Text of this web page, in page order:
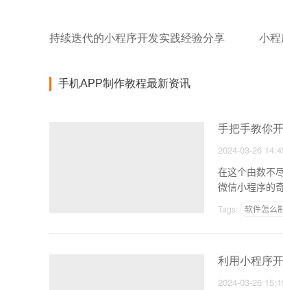
持续迭代的小程序开发实践经验分享
手机APP制作教程最新资讯
手把手教你
2024-03-26
在这个由数不
微信小程序的
Tags: 软件怎么
利用小程序
2024-03-26